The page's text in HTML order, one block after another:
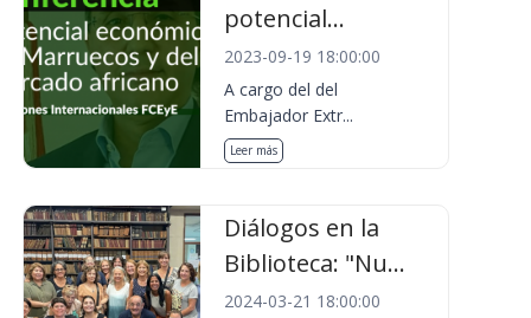
potencial...
2023-09-19 18:00:00
A cargo del del
Embajador Extr...
Leer más
Diálogos en la
Biblioteca: "Nu...
2024-03-21 18:00:00